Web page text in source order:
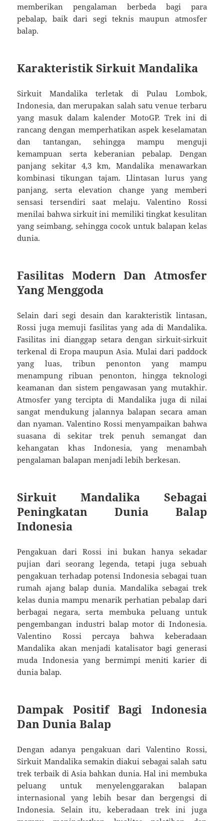
memberikan pengalaman berbeda bagi para
pebalap, baik dari segi teknis maupun atmosfer
balap.
Karakteristik Sirkuit Mandalika
Sirkuit Mandalika terletak di Pulau Lombok,
Indonesia, dan merupakan salah satu venue terbaru
yang masuk dalam kalender MotoGP. Trek ini di
rancang dengan memperhatikan aspek keselamatan
dan tantangan, sehingga mampu menguji
kemampuan serta keberanian pebalap. Dengan
panjang sekitar 4,3 km, Mandalika menawarkan
kombinasi tikungan tajam. Llintasan lurus yang
panjang, serta elevation change yang memberi
sensasi tersendiri saat melaju. Valentino Rossi
menilai bahwa sirkuit ini memiliki tingkat kesulitan
yang seimbang, sehingga cocok untuk balapan kelas
dunia.
Fasilitas Modern Dan Atmosfer
Yang Menggoda
Selain dari segi desain dan karakteristik lintasan,
Rossi juga memuji fasilitas yang ada di Mandalika.
Fasilitas ini dianggap setara dengan sirkuit-sirkuit
terkenal di Eropa maupun Asia. Mulai dari paddock
yang luas, tribun penonton yang mampu
menampung ribuan penonton, hingga teknologi
keamanan dan sistem pengawasan yang mutakhir.
Atmosfer yang tercipta di Mandalika juga di nilai
sangat mendukung jalannya balapan secara aman
dan nyaman. Valentino Rossi menyampaikan bahwa
suasana di sekitar trek penuh semangat dan
kehangatan khas Indonesia, yang menambah
pengalaman balapan menjadi lebih berkesan.
Sirkuit Mandalika Sebagai
Peningkatan Dunia Balap
Indonesia
Pengakuan dari Rossi ini bukan hanya sekadar
pujian dari seorang legenda, tetapi juga sebuah
pengakuan terhadap potensi Indonesia sebagai tuan
rumah ajang balap dunia. Mandalika sebagai trek
kelas dunia mampu menarik perhatian pebalap dari
berbagai negara, serta membuka peluang untuk
pengembangan industri balap motor di Indonesia.
Valentino Rossi percaya bahwa keberadaan
Mandalika akan menjadi katalisator bagi generasi
muda Indonesia yang bermimpi meniti karier di
dunia balap.
Dampak Positif Bagi Indonesia
Dan Dunia Balap
Dengan adanya pengakuan dari Valentino Rossi,
Sirkuit Mandalika semakin diakui sebagai salah satu
trek terbaik di Asia bahkan dunia. Hal ini membuka
peluang untuk menyelenggarakan balapan
internasional yang lebih besar dan bergengsi di
Indonesia. Selain itu, keberadaan trek ini juga